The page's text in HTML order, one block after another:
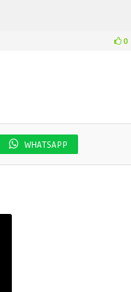
0
WHATSAPP